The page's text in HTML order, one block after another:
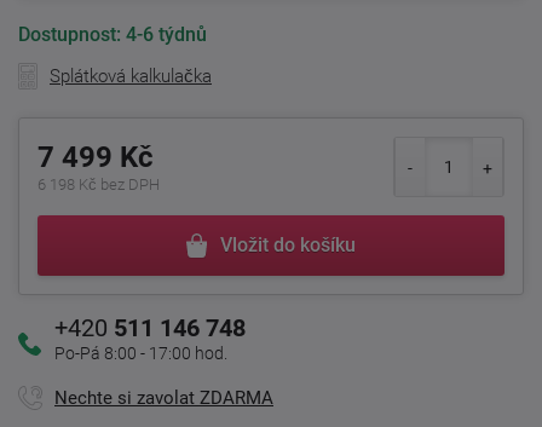
Dostupnost: 4-6 týdnů
Splátková kalkulačka
7 499 Kč
6 198 Kč bez DPH
Vložit do košíku
+420 511 146 748
Po-Pá 8:00 - 17:00 hod.
Nechte si zavolat ZDARMA